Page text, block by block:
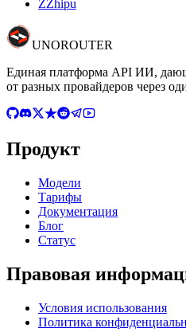
ZZhipu
UNOROUTER
Единая платформа API ИИ,
от разных провайдеров через
Продукт
Модели
Тарифы
Документация
Блог
Статус
Правовая
Условия использования
Политика